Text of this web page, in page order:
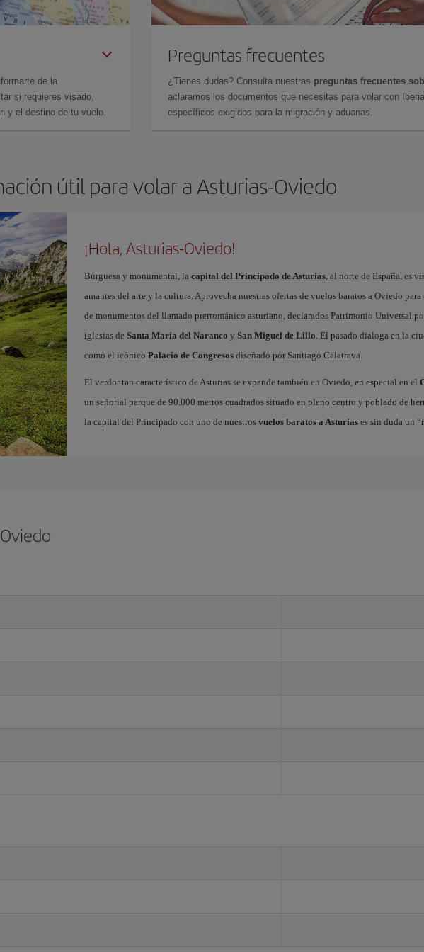
de la
si requieres visado,
y el destino de tu vuelo.
Preguntas frecuentes
¿Tienes dudas? Consulta nuestras preguntas frecuentes
aclaramos los documentos que necesitas para volar con
específicos exigidos para la migración y aduanas.
útil para volar a Asturias-Oviedo
¡Hola, Asturias-Oviedo!
Burguesa y monumental, la capital del Principado de Asturias, al norte de España, es
amantes del arte y la cultura. Aprovecha nuestras ofertas de vuelos baratos a Oviedo
de monumentos del llamado prerrománico asturiano, declarados Patrimonio Universal
iglesias de Santa María del Naranco y San Miguel de Lillo. El pasado dialoga en la
como el icónico Palacio de Congresosdiseñado por Santiago Calatrava.
El verdor tan característico de Asturias se expande también en Oviedo, en especial en el
un señorial parque de 90.000 metros cuadrados situado en pleno centro y poblado de
la capital del Principado con uno de nuestros vuelos baratos a Asturiases sin duda un